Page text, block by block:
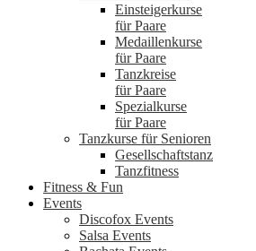
Einsteigerkurse
für Paare
Medaillenkurse
für Paare
Tanzkreise
für Paare
Spezialkurse
für Paare
Tanzkurse für Senioren
Gesellschaftstanz
Tanzfitness
Fitness & Fun
Events
Discofox Events
Salsa Events